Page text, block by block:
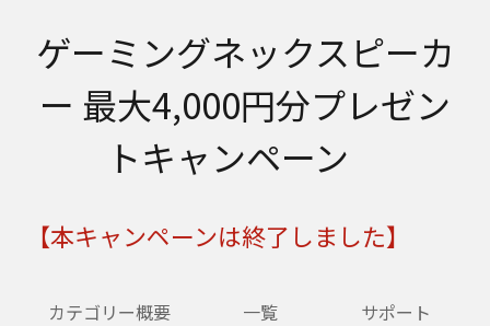
ゲーミングネックスピーカ
ー 最大4,000円分プレゼン
トキャンペーン
【本キャンペーンは終了しました】
カテゴリー概要 一覧 サポート